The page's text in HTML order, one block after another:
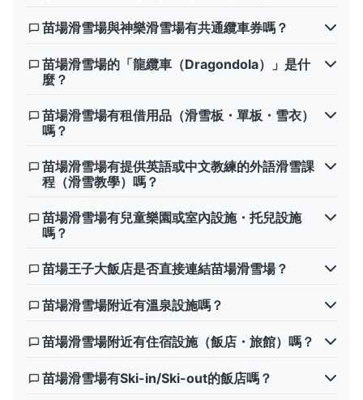
苗場滑雪場與神樂滑雪場有共通纜車券嗎？
苗場滑雪場的「龍纜車（Dragondola）」是什
麼？
苗場滑雪場有租借用品（滑雪板・單板・雪衣）
嗎？
苗場滑雪場有提供英語或中文教練的外語滑雪課
程（滑雪教學）嗎？
苗場滑雪場有兒童樂園或室內設施・托兒設施
嗎？
苗場王子大飯店是否直接連結苗場滑雪場？
苗場滑雪場附近有溫泉設施嗎？
苗場滑雪場附近有住宿設施（飯店・旅館）嗎？
苗場滑雪場有Ski-in/Ski-out的飯店嗎？